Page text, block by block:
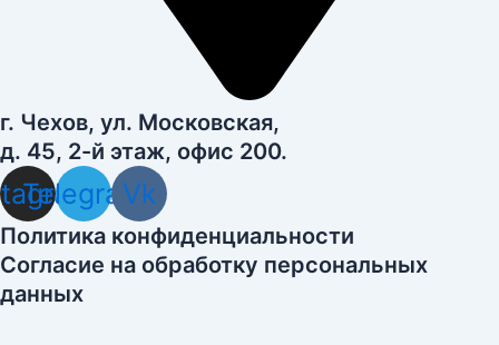
г. Чехов, ул. Московская,
д. 45, 2-й этаж, офис 200.
Telegram
Vk
Политика конфиденциальности
Согласие на обработку персональных
данных